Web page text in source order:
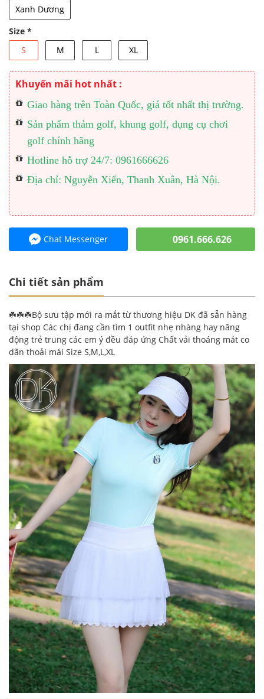
Xanh Dương
Size *
S
M L XL
Khuyến mãi hot nhất :
Giao hàng trên Toàn Quốc, giá tốt nhất thị trường.
Sản phẩm thảm golf, khung golf, dụng cụ chơi
golf chính hãng
Hotline hỗ trợ 24/7: 0961666626
Địa chỉ: Nguyễn Xiển, Thanh Xuân, Hà Nội.
Chat Messenger 0961.666.626
Chi tiết sản phẩm
☘️☘️☘️Bộ sưu tập mới ra mắt từ thương hiệu DK đã sẵn hàng
tại shop Các chị đang cần tìm 1 outfit nhẹ nhàng hay năng
động trẻ trung các em ý đều đáp ứng Chất vải thoáng mát co
dãn thoải mái Size S,M,L,XL